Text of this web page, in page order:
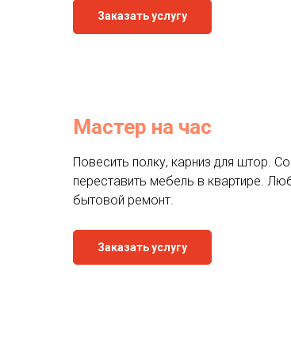
Заказать услугу
Мастер на час
Повесить полку, карниз для штор.
переставить мебель в квартире.
бытовой ремонт.
Заказать услугу